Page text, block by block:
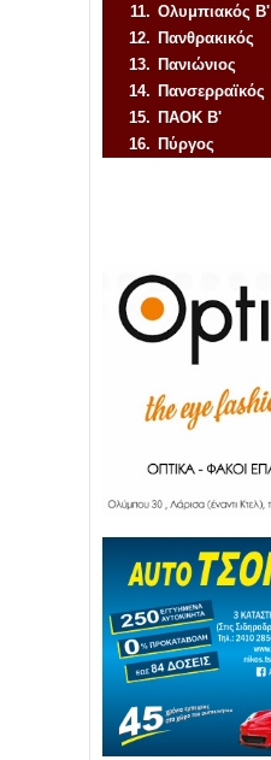
11. Ολυμπιακός Β'
12. Πανθρακικός
13. Πανιώνιος
14. Πανσερραϊκός
15. ΠΑΟΚ Β'
16. Πύργος